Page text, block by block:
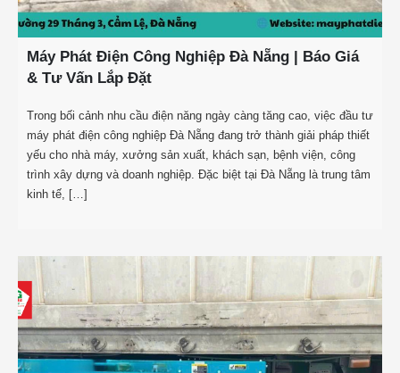
Máy Phát Điện Công Nghiệp Đà Nẵng | Báo Giá
& Tư Vấn Lắp Đặt
Trong bối cảnh nhu cầu điện năng ngày càng tăng cao, việc đầu tư
máy phát điện công nghiệp Đà Nẵng đang trở thành giải pháp thiết
yếu cho nhà máy, xưởng sản xuất, khách sạn, bệnh viện, công
trình xây dựng và doanh nghiệp. Đặc biệt tại Đà Nẵng là trung tâm
kinh tế, […]